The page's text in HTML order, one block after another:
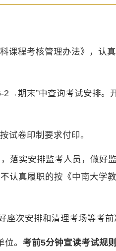
课程考核管理办法》，认
期末”中查询考试安排。
试卷印制要求付印。
落实安排监考人员，做好
认真履职的按《中南大学
次安排和清理考场等考前
。 考前5分钟宣读考试规则